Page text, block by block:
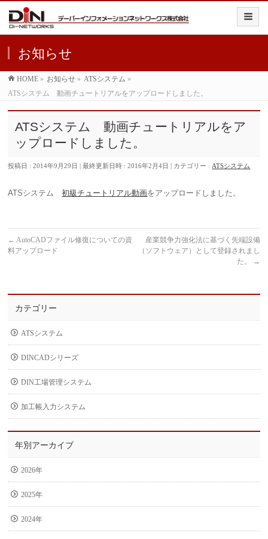
お知らせ
HOME » お知らせ » ATSシステム »
ATSシステム 動画チュートリアルをアップロードしました。
ATSシステム 動画チュートリアルをア
ップロードしました。
投稿日 : 2014年9月29日 最終更新日時 : 2016年2月4日 カテゴリー : ATSシステム
ATSシステム初級チュートリアル動画をアップロードしました。
← AutoCADファイル修復についての資
料アップロード
産業競争力強化法に基づく先端設備
（ソフトウェア）として登録されまし
た。
→
カテゴリー
ATSシステム
DINCADシリーズ
DIN工場管理システム
加工帳入力システム
年別アーカイブ
2026年
2025年
2024年